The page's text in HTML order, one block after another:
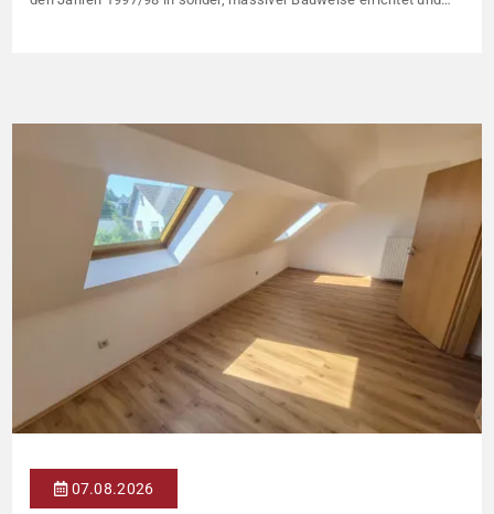
Grundstück (keine eigene Grünfläche, aber Terrasse). […]
07.08.2026